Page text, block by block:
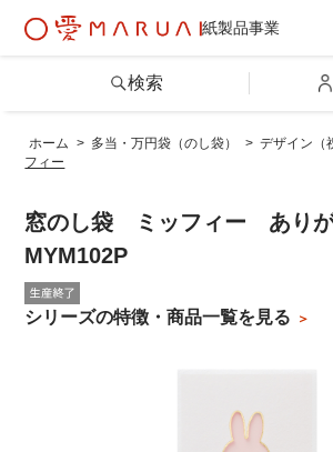
紙製品事業
詳しい条件から探す
製品情報トップ
検索
ホーム > 多当・万円袋（のし袋） > デザイン（
フィー
窓のし袋 ミッフィー あり
MYM102P
シリーズの特徴・商品一覧を見る